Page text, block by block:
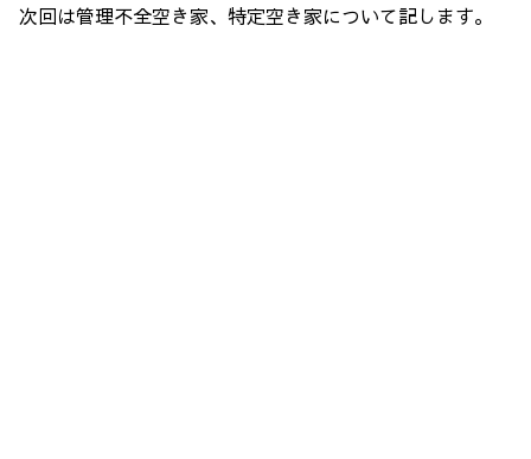
次回は管理不全空き家、特定空き家について記します。